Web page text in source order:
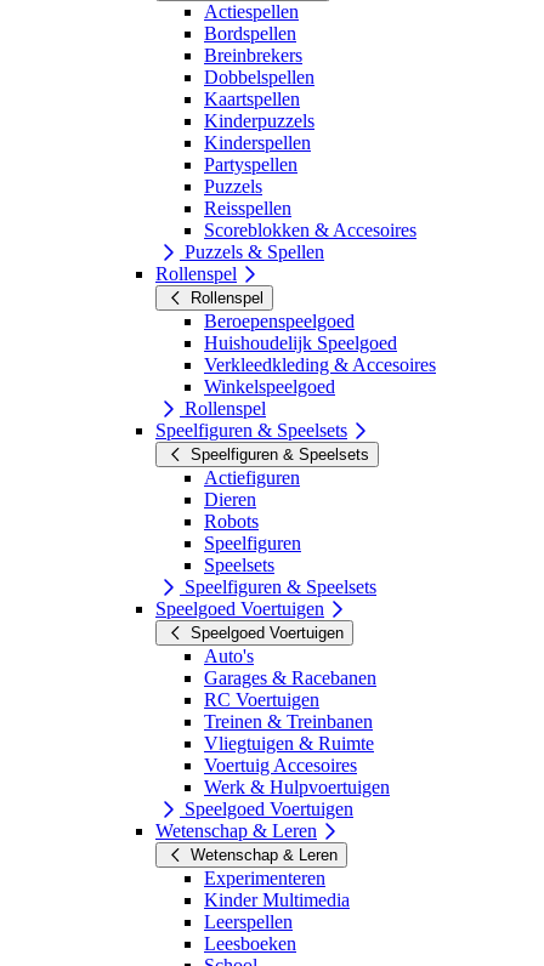
Actiespellen
Bordspellen
Breinbrekers
Dobbelspellen
Kaartspellen
Kinderpuzzels
Kinderspellen
Partyspellen
Puzzels
Reisspellen
Scoreblokken & Accesoires
Puzzels & Spellen
Rollenspel
Rollenspel
Beroepenspeelgoed
Huishoudelijk Speelgoed
Verkleedkleding & Accesoires
Winkelspeelgoed
Rollenspel
Speelfiguren & Speelsets
Speelfiguren & Speelsets
Actiefiguren
Dieren
Robots
Speelfiguren
Speelsets
Speelfiguren & Speelsets
Speelgoed Voertuigen
Speelgoed Voertuigen
Auto's
Garages & Racebanen
RC Voertuigen
Treinen & Treinbanen
Vliegtuigen & Ruimte
Voertuig Accesoires
Werk & Hulpvoertuigen
Speelgoed Voertuigen
Wetenschap & Leren
Wetenschap & Leren
Experimenteren
Kinder Multimedia
Leerspellen
Leesboeken